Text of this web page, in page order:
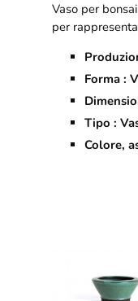
Vaso per
per
Forma :
Tipo :
Colore,